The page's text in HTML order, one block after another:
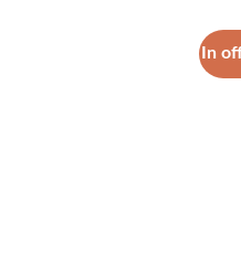
In